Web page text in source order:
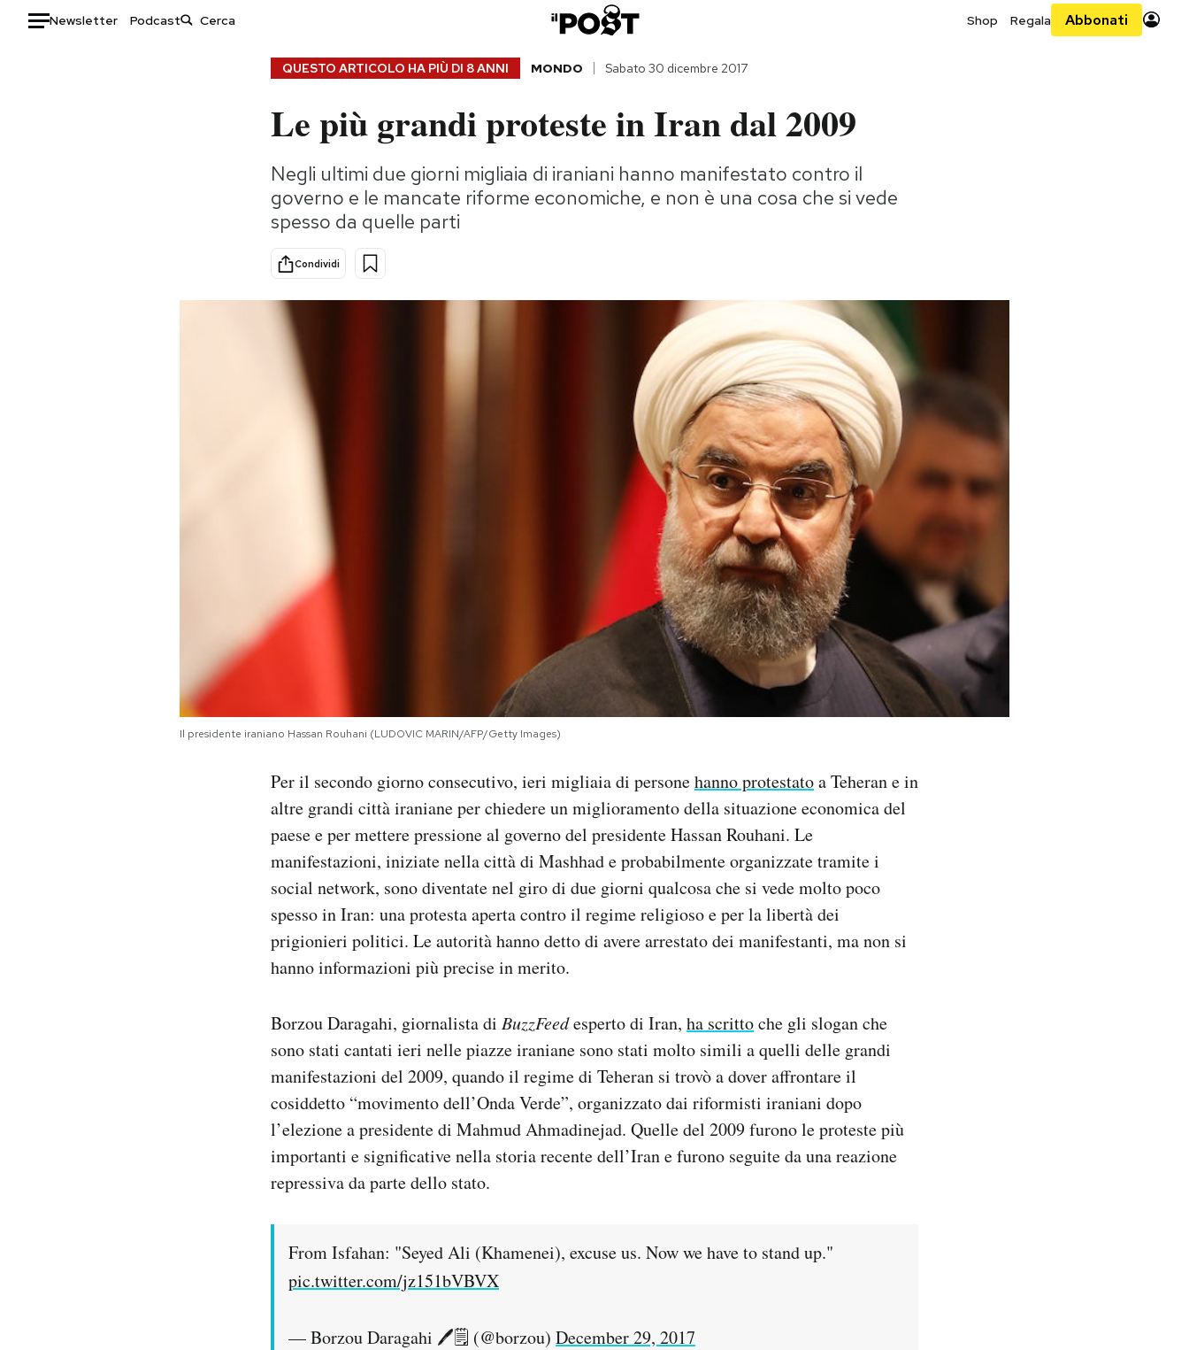
Newsletter Podcast Shop Regala Abbonati
Consumismi
Storie/Idee
Ok Boomer!
Europa
Mondiali calcio 2026
AREA PERSONALE
QUESTO ARTICOLO HA PIÙ DI 8 ANNI MONDO Sabato 30 dicembre 2017
Le più grandi proteste in Iran dal 2009
Negli ultimi due giorni migliaia di iraniani hanno manifestato contro il
governo e le mancate riforme economiche, e non è una cosa che si vede
spesso da quelle parti
Condividi
Il presidente iraniano Hassan Rouhani (LUDOVIC MARIN/AFP/Getty Images)
Per il secondo giorno consecutivo, ieri migliaia di personehanno protestatoa Teheran e in
altre grandi città iraniane per chiedere un miglioramento della situazione economica del
paese e per mettere pressione al governo del presidente Hassan Rouhani. Le
manifestazioni, iniziate nella città di Mashhad e probabilmente organizzate tramite i
social network, sono diventate nel giro di due giorni qualcosa che si vede molto poco
spesso in Iran: una protesta aperta contro il regime religioso e per la libertà dei
prigionieri politici. Le autorità hanno detto di avere arrestato dei manifestanti, ma non si
hanno informazioni più precise in merito.
Borzou Daragahi, giornalista di BuzzFeedesperto di Iran, ha scrittoche gli slogan che
sono stati cantati ieri nelle piazze iraniane sono stati molto simili a quelli delle grandi
manifestazioni del 2009, quando il regime di Teheran si trovò a dover affrontare il
cosiddetto “movimento dell’Onda Verde”, organizzato dai riformisti iraniani dopo
l’elezione a presidente di Mahmud Ahmadinejad. Quelle del 2009 furono le proteste più
importanti e significative nella storia recente dell’Iran e furono seguite da una reazione
repressiva da parte dello stato.
From Isfahan: "Seyed Ali (Khamenei), excuse us. Now we have to stand up."
pic.twitter.com/jz151bVBVX
— Borzou Daragahi 🖊🗒 (@borzou) December 29, 2017